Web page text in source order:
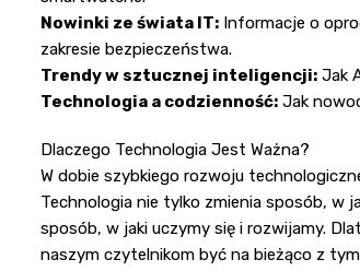
Nowinki ze świata IT: Informacje o
zakresie bezpieczeństwa.
Trendy w sztucznej inteligencji: Jak
Technologia a codzienność: Jak
Dlaczego Technologia Jest Ważna?
W dobie szybkiego rozwoju
Technologia nie tylko zmienia sposób, w
sposób, w jaki uczymy się i rozwijamy.
naszym czytelnikom być na bieżąco z